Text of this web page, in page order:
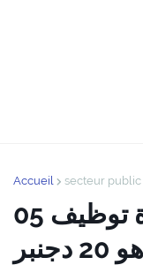
Accueil secteur public
بنك المغرب: مباراة توظيف 05
اقتصاديين. آخر أجل هو 20 دجنبر